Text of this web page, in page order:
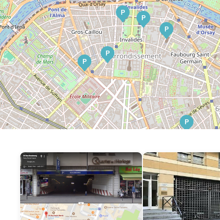
P
P
P
P
P
P
P
P